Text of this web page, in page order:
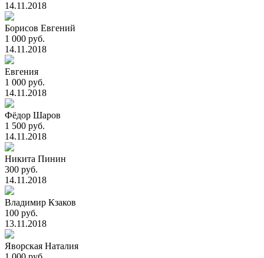
14.11.2018
Борисов Евгений
1 000 руб.
14.11.2018
Евгения
1 000 руб.
14.11.2018
Фёдор Шаров
1 500 руб.
14.11.2018
Никита Пинин
300 руб.
14.11.2018
Владимир Кзаков
100 руб.
13.11.2018
Яворская Наталия